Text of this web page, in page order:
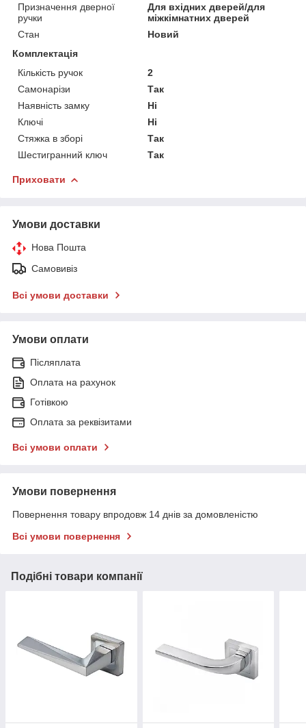
Призначення дверної
ручки
Для вхідних дверей/для
міжкімнатних дверей
Стан
Новий
Комплектація
Кількість ручок
2
Самонарізи
Так
Наявність замку
Ні
Ключі
Ні
Стяжка в зборі
Так
Шестигранний ключ
Так
Приховати
Умови доставки
Нова Пошта
Самовивіз
Всі умови доставки
Умови оплати
Післяплата
Оплата на рахунок
Готівкою
Оплата за реквізитами
Всі умови оплати
Умови повернення
Повернення товару впродовж 14 днів за домовленістю
Всі умови повернення
Подібні товари компанії